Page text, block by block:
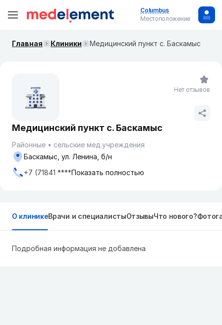
Columbus
Местоположение
Главная Клиники Медицинский пункт с. Баскамыс
Медицинский пункт с. Баскамыс
Районные
сельские мед.учреждения
Баскамыс, ул. Ленина, б/н
+7 (71841 ****Показать полностью
Нет отзывов
О клиникеВрачи и специалистыОтзывыЧто нового?
Подробная информация не добавлена